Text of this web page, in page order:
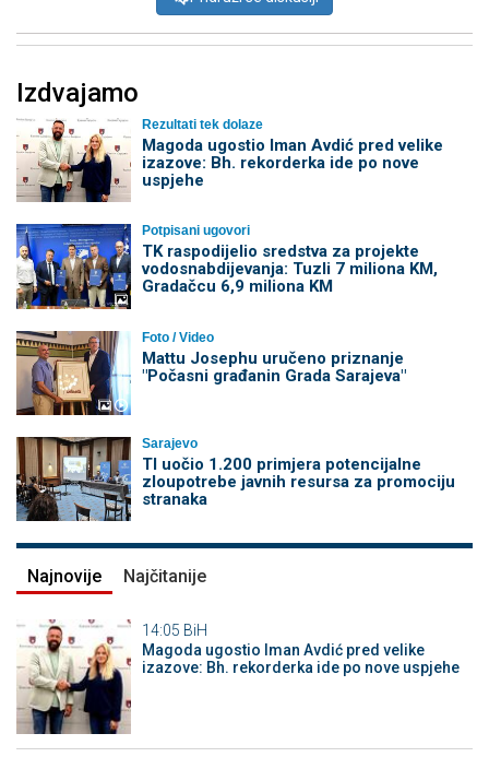
Izdvajamo
Rezultati tek dolaze
Magoda ugostio Iman Avdić pred velike
izazove: Bh. rekorderka ide po nove
uspjehe
Potpisani ugovori
TK raspodijelio sredstva za projekte
vodosnabdijevanja: Tuzli 7 miliona KM,
Gradačcu 6,9 miliona KM
Foto / Video
Mattu Josephu uručeno priznanje
"Počasni građanin Grada Sarajeva"
Sarajevo
TI uočio 1.200 primjera potencijalne
zloupotrebe javnih resursa za promociju
stranaka
Najnovije Najčitanije
14:05 BiH
Magoda ugostio Iman Avdić pred velike
izazove: Bh. rekorderka ide po nove uspjehe